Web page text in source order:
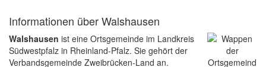
Informationen über Walshausen
Walshausen ist eine Ortsgemeinde im Landkreis
Südwestpfalz in Rheinland-Pfalz. Sie gehört der
Verbandsgemeinde Zweibrücken-Land an.